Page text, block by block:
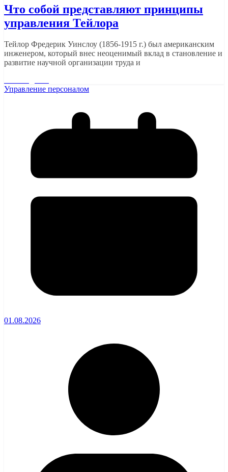
Что собой представляют принципы
управления Тейлора
Тейлор Фредерик Уинслоу (1856-1915 г.) был американским
инженером, который внес неоценимый вклад в становление и
развитие научной организации труда и
Управление персоналом
01.08.2026